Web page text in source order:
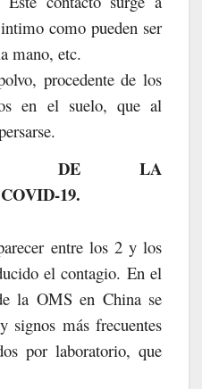
como pueden ser
mano, etc.
procedente de los
en el suelo, que al
DE LA
19.
entre los 2 y los
el contagio. En el
la OMS en China se
signos más frecuentes
por laboratorio, que